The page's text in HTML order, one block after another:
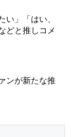
」「はい、
どと推しコメ
ンが新たな推